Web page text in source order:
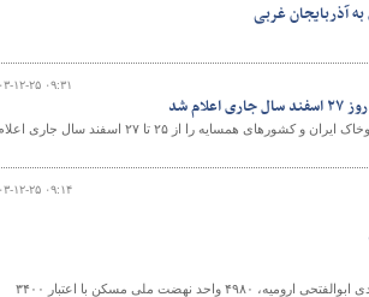
آذربایجان غربی
۱۴۰۳-۱۲-۲۵
شد
پژوهشگاه هواشناسی و علوم جو کشور پیش‌بینی سه روزه گردوخاک ایران و کشورهای همسایه را از ۲۵ تا ۲۷ اسفند سال جاری
۱۴۰۳-۱۲-۲۵
در سفر وزیر راه و شهرسازی به استان آذربایجان غربی ضمن افتتاح نمادین پروژه ۶۸ واحدی ابوالفتحی ارومیه، ۴۹۸۰ واحد نهضت ملی مسکن با اعتبار ۳۴۰۰